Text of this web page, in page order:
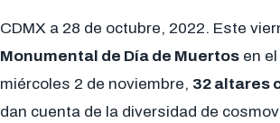
CDMX a 28 de octubre, 2022. Este
Monumental de Día de Muertos en
miércoles 2 de noviembre, 32 altares
dan cuenta de la diversidad de